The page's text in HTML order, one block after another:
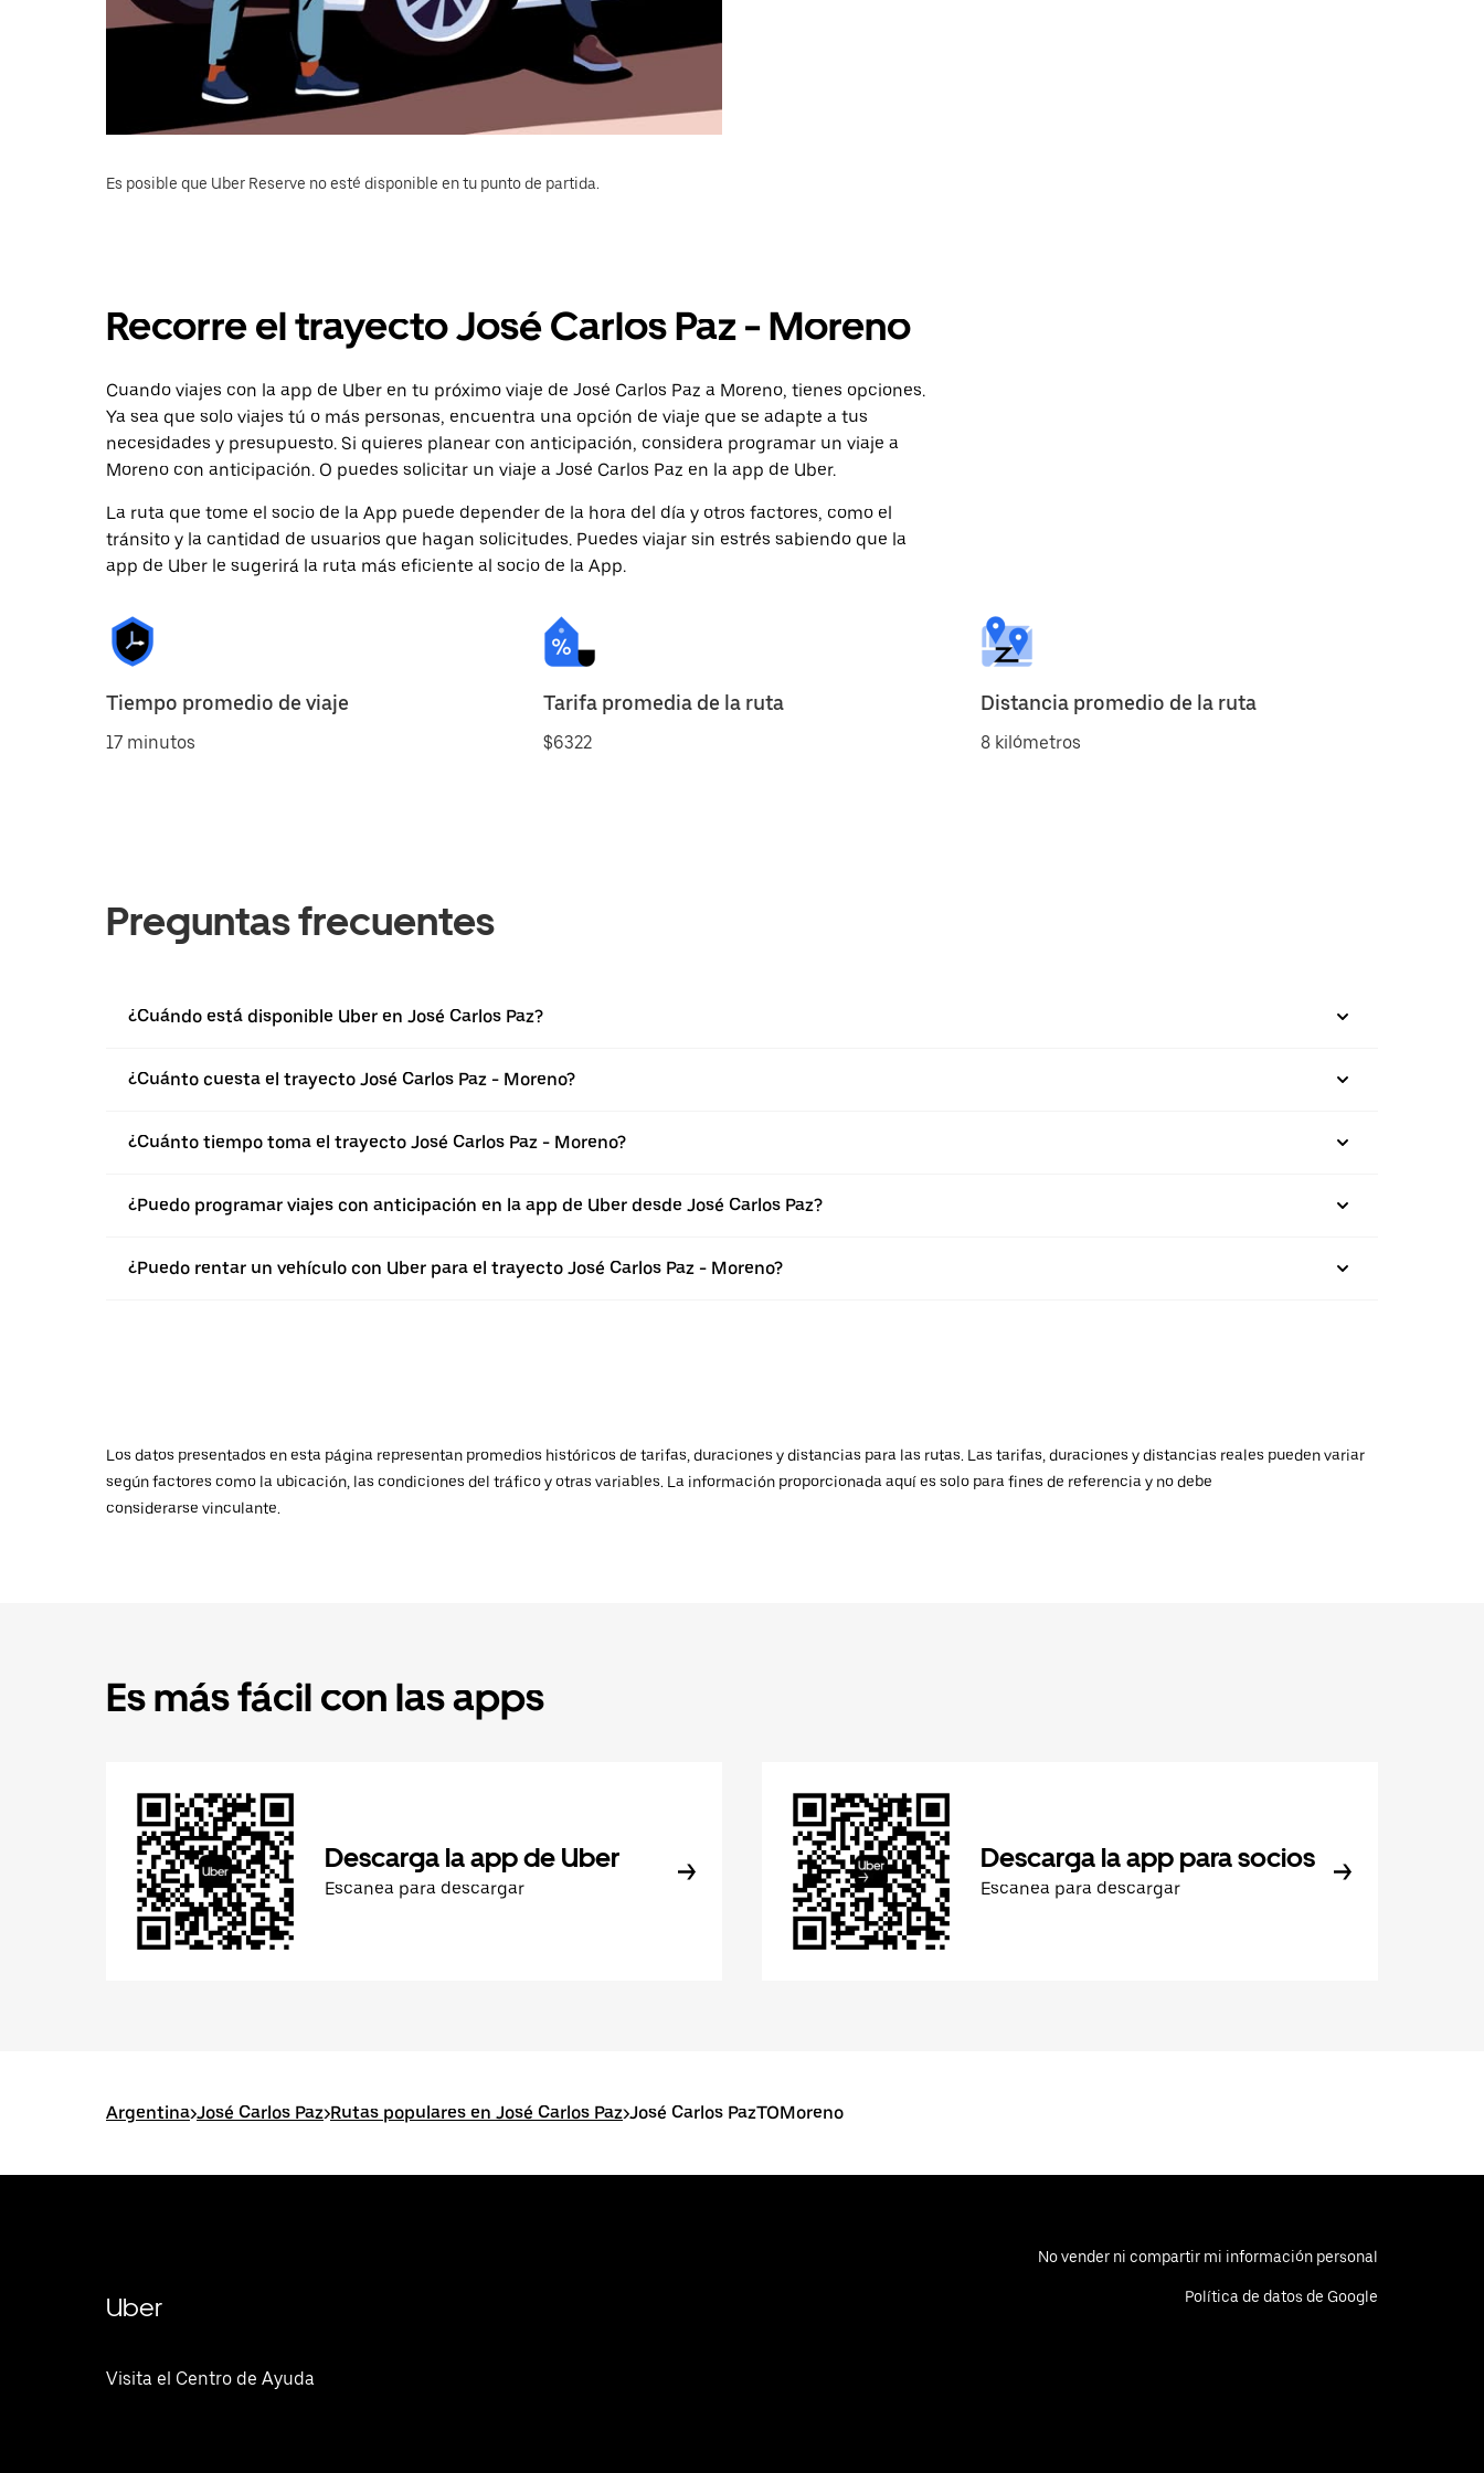
Es posible que Uber Reserve no esté disponible en tu punto de partida.
Recorre el trayecto José Carlos Paz - Moreno
Cuando viajes con la app de Uber en tu próximo viaje de José Carlos Paz a Moreno, tienes opciones.
Ya sea que solo viajes tú o más personas, encuentra una opción de viaje que se adapte a tus
necesidades y presupuesto. Si quieres planear con anticipación, considera programar un viaje a
Moreno con anticipación. O puedes solicitar un viaje a José Carlos Paz en la app de Uber.
La ruta que tome el socio de la App puede depender de la hora del día y otros factores, como el
tránsito y la cantidad de usuarios que hagan solicitudes. Puedes viajar sin estrés sabiendo que la
app de Uber le sugerirá la ruta más eficiente al socio de la App.
Tiempo promedio de viaje
17 minutos
Tarifa promedia de la ruta
$6322
Distancia promedio de la ruta
8 kilómetros
Preguntas frecuentes
¿Cuándo está disponible Uber en José Carlos Paz?
¿Cuánto cuesta el trayecto José Carlos Paz - Moreno?
¿Cuánto tiempo toma el trayecto José Carlos Paz - Moreno?
¿Puedo programar viajes con anticipación en la app de Uber desde José Carlos Paz?
¿Puedo rentar un vehículo con Uber para el trayecto José Carlos Paz - Moreno?
Los datos presentados en esta página representan promedios históricos de tarifas, duraciones y distancias para las rutas. Las tarifas, duraciones y distancias reales pueden variar
según factores como la ubicación, las condiciones del tráfico y otras variables. La información proporcionada aquí es solo para fines de referencia y no debe
considerarse vinculante.
Es más fácil con las apps
Descarga la app de Uber
Escanea para descargar
Descarga la app para socios
Escanea para descargar
Argentina>José Carlos Paz>Rutas populares en José Carlos Paz>José Carlos PazTOMoreno
Uber
Visita el Centro de Ayuda
No vender ni compartir mi información personal
Política de datos de Google